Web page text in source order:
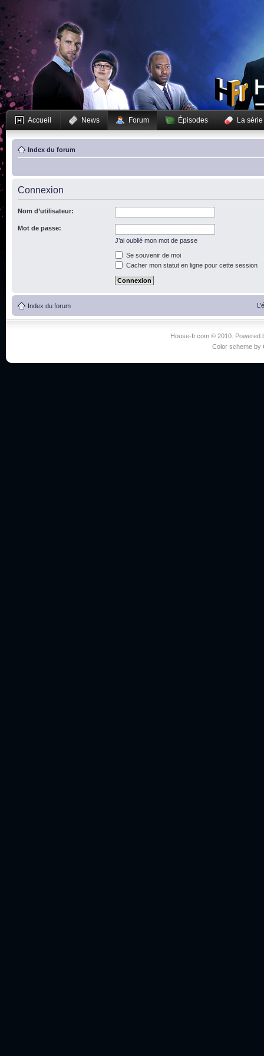
Accueil News Forum Épisodes La série
Index du forum
Connexion
Nom d’utilisateur:
Mot de passe:
J’ai oublié mon mot de passe
Se souvenir de moi
Cacher mon statut en ligne pour cette session
Index du forum
House-fr.com © 2010. Powered
Color scheme by